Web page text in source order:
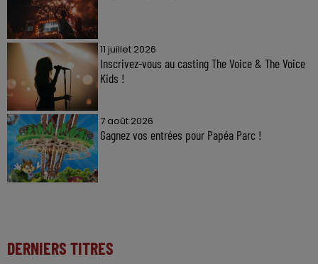
11 juillet 2026
Inscrivez-vous au casting The Voice & The Voice
Kids !
7 août 2026
Gagnez vos entrées pour Papéa Parc !
DERNIERS TITRES